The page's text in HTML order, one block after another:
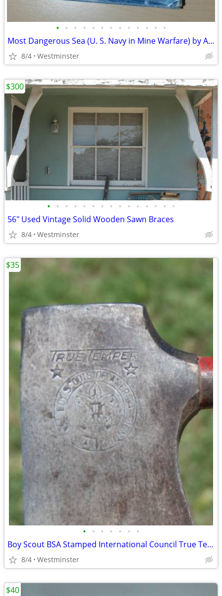
• • • • • • • • • • • • •
Most Dangerous Sea (U. S. Navy in Mine Warfare) by Arnold S. Lott Hard
8/4 Westminster
• • • • • • • • • • • • • • •
56" Used Vintage Solid Wooden Sawn Braces
8/4 Westminster
$300
• • • • • • •
Boy Scout BSA Stamped International Council True Temper Camp Hatchet
8/4 Westminster
$35
$40